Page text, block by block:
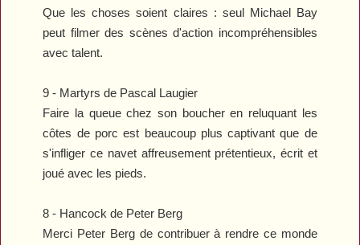
Que les choses soient claires : seul Michael Bay
peut filmer des scènes d'action incompréhensibles
avec talent.
9 - Martyrs de Pascal Laugier
Faire la queue chez son boucher en reluquant les
côtes de porc est beaucoup plus captivant que de
s'infliger ce navet affreusement prétentieux, écrit et
joué avec les pieds.
8 - Hancock de Peter Berg
Merci Peter Berg de contribuer à rendre ce monde